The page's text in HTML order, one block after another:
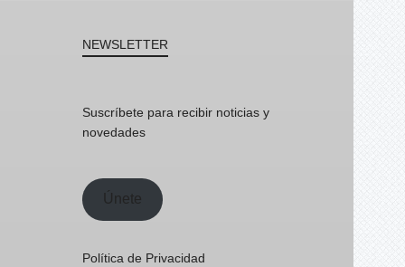
NEWSLETTER
Suscríbete para recibir noticias y
novedades
Únete
Política de Privacidad